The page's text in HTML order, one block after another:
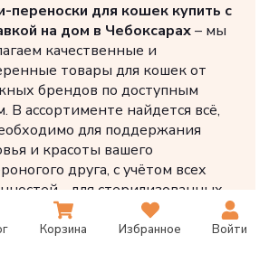
Войти
Избранное
Корзина
переноски для кошек купить с
на дом в Чебоксарах– мы
качественные и
товары для кошек от
брендов по доступным
В ассортименте найдется всё,
для поддержания
и красоты вашего
друга, с учётом всех
- для стерилизованных,
и котят.